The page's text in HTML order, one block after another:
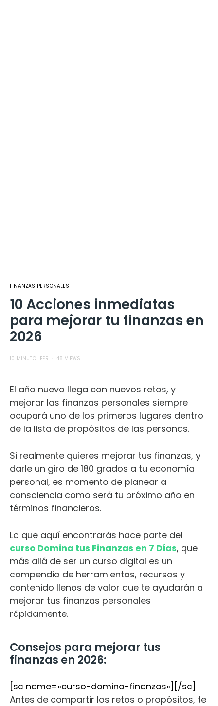
FINANZAS PERSONALES
10 Acciones inmediatas
para mejorar tu finanzas en
2026
10 MINUTO LEER 48 VIEWS
El año nuevo llega con nuevos retos, y
mejorar las finanzas personales siempre
ocupará uno de los primeros lugares dentro
de la lista de propósitos de las personas.
Si realmente quieres mejorar tus finanzas, y
darle un giro de 180 grados a tu economía
personal, es momento de planear a
consciencia como será tu próximo año en
términos financieros.
Lo que aquí encontrarás hace parte del
curso Domina tus Finanzas en 7 Días, que
más allá de ser un curso digital es un
compendio de herramientas, recursos y
contenido llenos de valor que te ayudarán a
mejorar tus finanzas personales
rápidamente.
Consejos para mejorar tus
finanzas en 2026:
[sc name=»curso-domina-finanzas»][/sc]
Antes de compartir los retos o propósitos, te